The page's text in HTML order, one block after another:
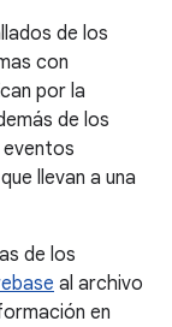
de los
con
por la
de los
llevan a una
de los
al archivo
en